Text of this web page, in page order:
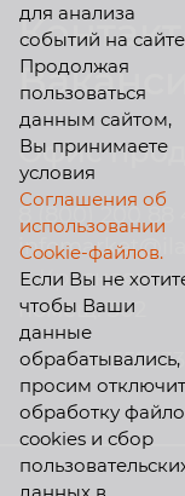
Офис
г.
помещ. 302
ИНН:
для анализа
событий на
Продолжая
пользоваться
данным сайтом,
Вы принимаете
условия
Соглашения об
использовании
Cookie-файлов.
Если Вы не
чтобы Ваши
данные
обрабатывались,
просим
обработку
cookies и сбор